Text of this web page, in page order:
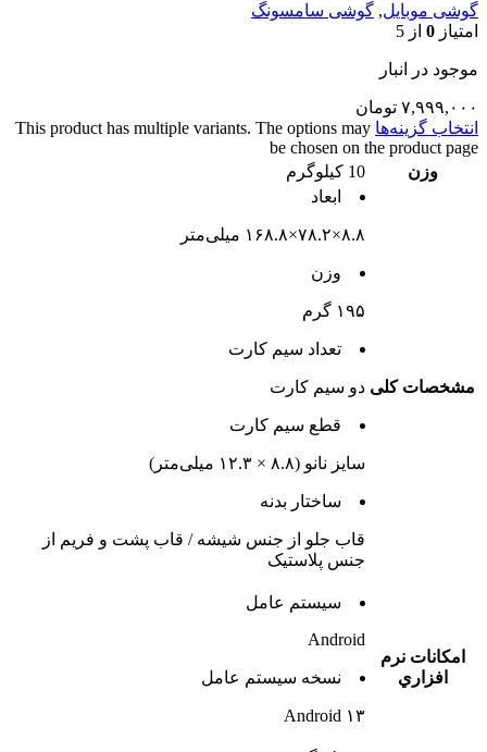
گوشی موبایل, گوشی سامسونگ
امتیاز 0 از 5
موجود در انبار
۷,۹۹۹,۰۰۰ تومان
انتخاب گزینه‌ها This product has multiple variants. The options may
be chosen on the product page
وزن
10 کیلوگرم
مشخصات کلی
ابعاد
۸.۸×۷۸.۲×۱۶۸.۸ میلی‌متر
وزن
۱۹۵ گرم
تعداد سيم کارت
دو سيم کارت
قطع سيم کارت
سایز نانو (۸.۸ × ۱۲.۳ میلی‌متر)
ساختار بدنه
قاب جلو از جنس شیشه / قاب پشت و فریم از
جنس پلاستیک
امکانات نرم
افزاري
سيستم عامل
Android
نسخه سيستم عامل
Android ۱۳